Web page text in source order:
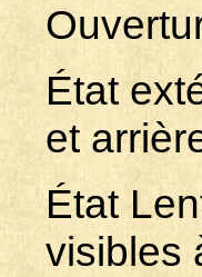
État
et
État
visibles